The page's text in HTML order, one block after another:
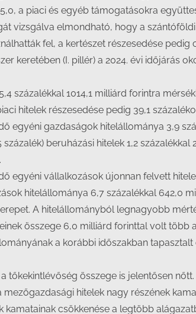
a piaci és egyéb támogatásokra
vizsgálva elmondható, hogy a
fel, a kertészet részesedése pedig
keretében (I. pillér) a 2024. évi időjárás
százalékkal 1014,1 milliárd forintra
hitelek részesedése pedig 39,1
egyéni gazdaságok hitelállománya 3,9
beruházási hitelek 1,2
egyéni vállalkozások újonnan felvett
hitelállománya 6,7 százalékkal 642,0
A hitelállományból legnagyobb
összege 6,0 milliárd forinttal volt több
a korábbi időszakban
tőkekintlévőség összege is jelentősen nőtt.
hitelek nagy részének
kamatainak csökkenése a legtöbb